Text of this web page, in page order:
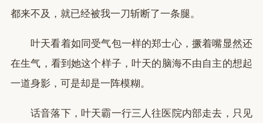
都来不及，就已经被我一刀斩断了一条腿。
叶天看着如同受气包一样的郑士心，撅着嘴显然还
在生气，看到她这个样子，叶天的脑海不由自主的想起
一道身影，可是却是一阵模糊。
话音落下，叶天霸一行三人往医院内部走去，只见